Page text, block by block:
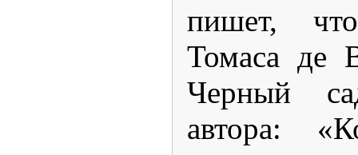
пишет,
Томаса де
Черный
автора: